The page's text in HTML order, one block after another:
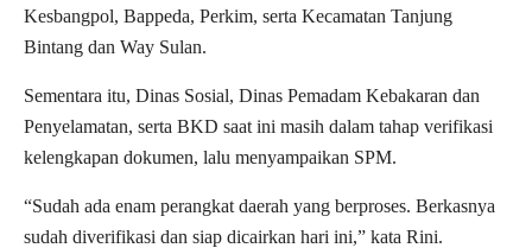
Kesbangpol, Bappeda, Perkim, serta Kecamatan Tanjung
Bintang dan Way Sulan.
Sementara itu, Dinas Sosial, Dinas Pemadam Kebakaran dan
Penyelamatan, serta BKD saat ini masih dalam tahap verifikasi
kelengkapan dokumen, lalu menyampaikan SPM.
“Sudah ada enam perangkat daerah yang berproses. Berkasnya
sudah diverifikasi dan siap dicairkan hari ini,” kata Rini.